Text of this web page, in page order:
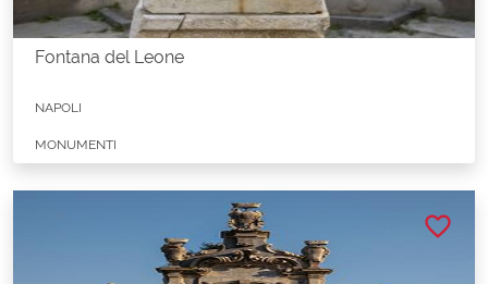
Fontana del Leone
NAPOLI
MONUMENTI
favorite_border